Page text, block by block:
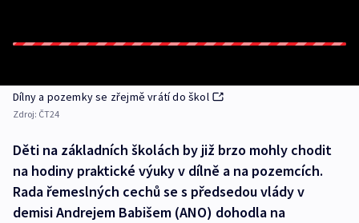
Dílny a pozemky se zřejmě vrátí do škol
Zdroj: ČT24
Děti na základních školách by již brzo mohly chodit
na hodiny praktické výuky v dílně a na pozemcích.
Rada řemeslných cechů se s předsedou vlády v
demisi Andrejem Babišem (ANO) dohodla na